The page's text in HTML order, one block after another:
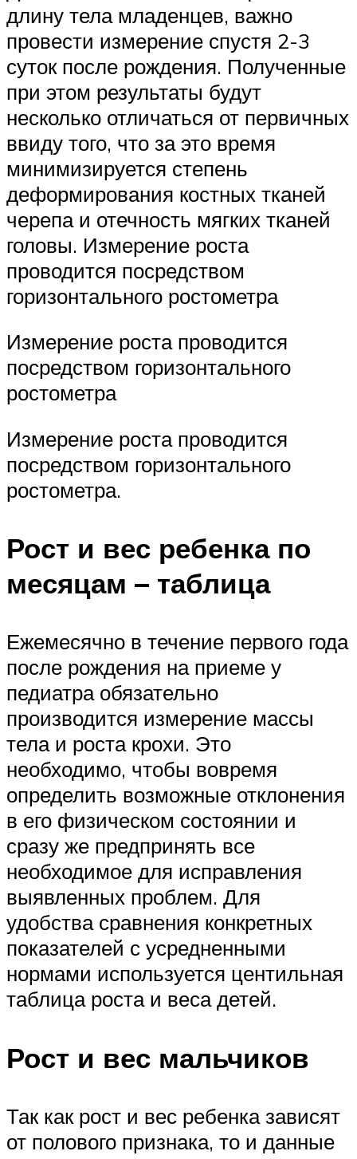
длину тела младенцев, важно
провести измерение спустя 2-3
суток после рождения. Полученные
при этом результаты будут
несколько отличаться от первичных
ввиду того, что за это время
минимизируется степень
деформирования костных тканей
черепа и отечность мягких тканей
головы. Измерение роста
проводится посредством
горизонтального ростометра
Измерение роста проводится
посредством горизонтального
ростометра
Измерение роста проводится
посредством горизонтального
ростометра.
Рост и вес ребенка по
месяцам – таблица
Ежемесячно в течение первого года
после рождения на приеме у
педиатра обязательно
производится измерение массы
тела и роста крохи. Это
необходимо, чтобы вовремя
определить возможные отклонения
в его физическом состоянии и
сразу же предпринять все
необходимое для исправления
выявленных проблем. Для
удобства сравнения конкретных
показателей с усредненными
нормами используется центильная
таблица роста и веса детей.
Рост и вес мальчиков
Так как рост и вес ребенка зависят
от полового признака, то и данные